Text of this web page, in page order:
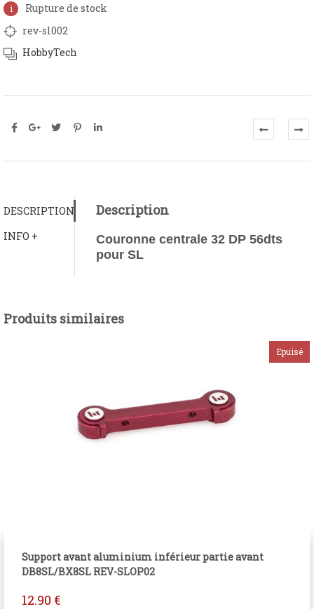
Rupture de stock
rev-sl002
HobbyTech
DESCRIPTION
INFO +
Description
Couronne centrale 32 DP 56dts
pour SL
Produits similaires
Support avant aluminium inférieur partie avant
DB8SL/BX8SL REV-SLOP02
12.90 €